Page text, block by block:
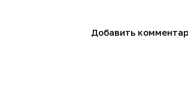
Добавить